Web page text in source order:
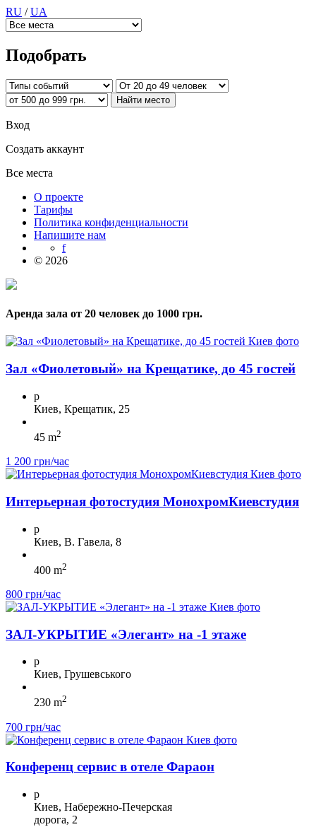
RU /UA
Подобрать
Вход
Создать аккаунт
Все места
О проекте
Тарифы
Политика конфиденциальности
Напишите нам
f
© 2026
Аренда зала от 20 человек до 1000 грн.
Зал «Фиолетовый» на Крещатике, до 45 гостей
p
Киев, Крещатик, 25
45 m2
1 200 грн/час
Интерьерная фотостудия МонохромКиевстудия
p
Киев, В. Гавела, 8
400 m2
800 грн/час
ЗА Л-УКРЫТИЕ «Элегант» на -1 этаже
p
Киев, Грушевського
230 m2
700 грн/час
Конференц сервис в отеле Фараон
p
Киев, Набережно-Печерская
дорога, 2